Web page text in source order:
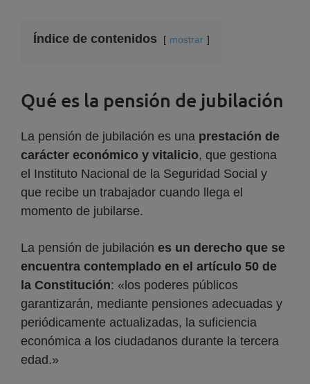
Índice de contenidos mostrar
Qué es la pensión de jubilación
La pensión de jubilación es una prestación de
carácter económico y vitalicio, que gestiona
el Instituto Nacional de la Seguridad Social y
que recibe un trabajador cuando llega el
momento de jubilarse.
La pensión de jubilación es un derecho que se
encuentra contemplado en el artículo 50 de
la Constitución: «los poderes públicos
garantizarán, mediante pensiones adecuadas y
periódicamente actualizadas, la suficiencia
económica a los ciudadanos durante la tercera
edad.»